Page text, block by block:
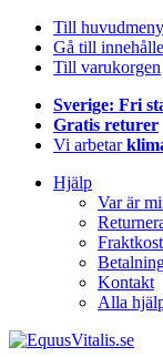
Till
Gå till
Till varukorgen
Sverige: Fri
Gratis returer
Vi arbetar
Hjälp
Var är
Kontakt
Alla